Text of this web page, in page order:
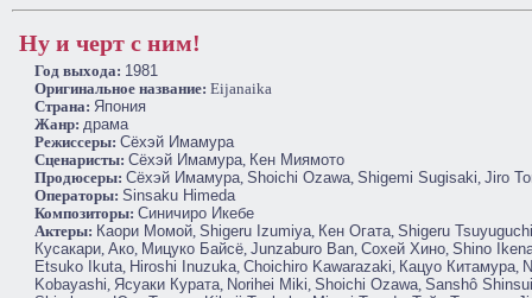
Ну и черт с ним!
Год выхода: 1981
Оригинальное название: Eijanaika
Cтрана: Япония
Жанр: драма
Режиссеры: Сёхэй Имамура
Сценаристы: Сёхэй Имамура, Кен Миямото
Продюсеры: Сёхэй Имамура, Shoichi Ozawa, Shigemi Sugisaki, Jiro
Операторы: Sinsaku Himeda
Композиторы: Синичиро Икебе
Актеры: Каори Момой, Shigeru Izumiya, Кен Огата, Shigeru Tsuyuguchi
Кусакари, Ако, Мицуко Байсё, Junzaburo Ban, Сохей Хино, Shino
Etsuko Ikuta, Hiroshi Inuzuka, Choichiro Kawarazaki, Кацуо Китамура,
Kobayashi, Ясуаки Курата, Norihei Miki, Shoichi Ozawa, Sanshô Shinsui